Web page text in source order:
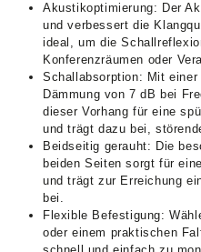
Akustikoptimierung: Der
und verbessert die
ideal, um die
Konferenzräumen oder
Schallabsorption: Mit
Dämmung von 7 dB bei
dieser Vorhang für eine
und trägt dazu bei,
Beidseitig gerauht: Die
beiden Seiten sorgt für
und trägt zur Erreichung
bei.
Flexible Befestigung:
oder einem praktischen